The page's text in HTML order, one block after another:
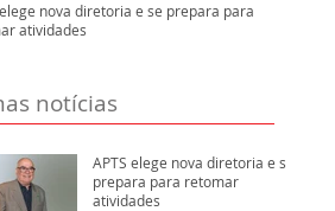
nova diretoria e se prepara para
atividades
notícias
APTS elege nova diretoria e se
prepara para retomar
atividades